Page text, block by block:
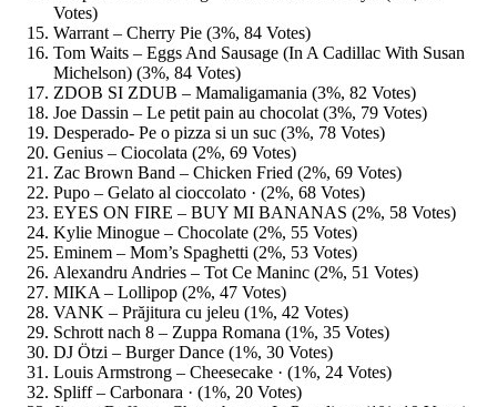
Votes)
Warrant – Cherry Pie (3%, 84 Votes)
Tom Waits – Eggs And Sausage (In A Cadillac With Susan
Michelson) (3%, 84 Votes)
ZDOB SI ZDUB – Mamaligamania (3%, 82 Votes)
Joe Dassin – Le petit pain au chocolat (3%, 79 Votes)
Desperado- Pe o pizza si un suc (3%, 78 Votes)
Genius – Ciocolata (2%, 69 Votes)
Zac Brown Band – Chicken Fried (2%, 69 Votes)
Pupo – Gelato al cioccolato · (2%, 68 Votes)
EYES ON FIRE – BUY MI BANANAS (2%, 58 Votes)
Kylie Minogue – Chocolate (2%, 55 Votes)
Eminem – Mom’s Spaghetti (2%, 53 Votes)
Alexandru Andries – Tot Ce Maninc (2%, 51 Votes)
MIKA – Lollipop (2%, 47 Votes)
VANK – Prăjitura cu jeleu (1%, 42 Votes)
Schrott nach 8 – Zuppa Romana (1%, 35 Votes)
DJ Ötzi – Burger Dance (1%, 30 Votes)
Louis Armstrong – Cheesecake · (1%, 24 Votes)
Spliff – Carbonara · (1%, 20 Votes)